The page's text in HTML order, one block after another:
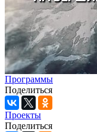
Программы
Поделиться
Проекты
Поделиться